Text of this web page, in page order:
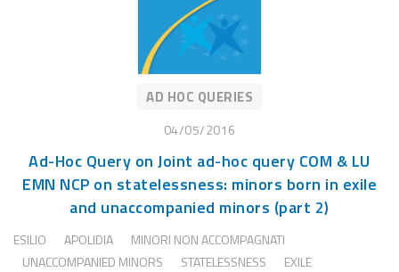
AD HOC QUERIES
04/05/2016
Ad-Hoc Query on Joint ad-hoc query COM & LU
EMN NCP on statelessness: minors born in exile
and unaccompanied minors (part 2)
ESILIO APOLIDIA
MINORI NON ACCOMPAGNATI
UNACCOMPANIED MINORS
STATELESSNESS EXILE